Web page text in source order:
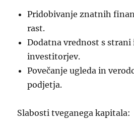
Pridobivanje znatnih
rast.
Dodatna vrednost s strani
investitorjev.
Povečanje ugleda in
podjetja.
Slabosti tveganega kapitala: